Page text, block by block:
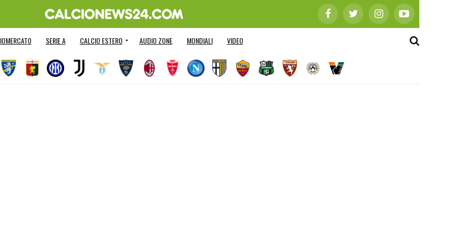
SERIE A CALCIO ESTERO AUDIO ZONE MONDIALI VIDEO